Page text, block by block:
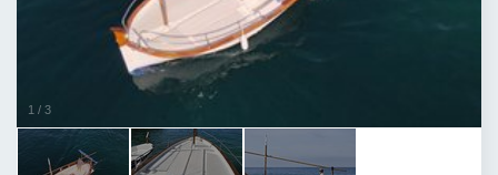
1 / 3